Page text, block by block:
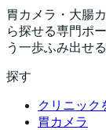
胃カメラ・大腸
ら探せる専門ポ
う一歩ふみ出せ
探す
クリニック
胃カメラ